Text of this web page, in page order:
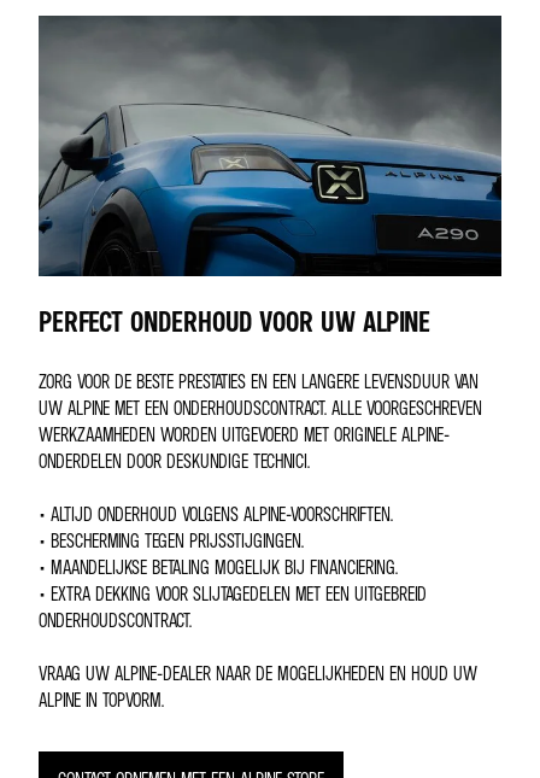
PERFECT ONDERHOUD VOOR UW ALPINE
ZORG VOOR DE BESTE PRESTATIES EN EEN LANGERE LEVENSDUUR VAN
UW ALPINE MET EEN ONDERHOUDSCONTRACT. ALLE VOORGESCHREVEN
WERKZAAMHEDEN WORDEN UITGEVOERD MET ORIGINELE ALPINE-
ONDERDELEN DOOR DESKUNDIGE TECHNICI.
• ALTIJD ONDERHOUD VOLGENS ALPINE-VOORSCHRIFTEN.
• BESCHERMING TEGEN PRIJSSTIJGINGEN.
• MAANDELIJKSE BETALING MOGELIJK BIJ FINANCIERING.
• EXTRA DEKKING VOOR SLIJTAGEDELEN MET EEN UITGEBREID
ONDERHOUDSCONTRACT.
VRAAG UW ALPINE-DEALER NAAR DE MOGELIJKHEDEN EN HOUD UW
ALPINE IN TOPVORM.